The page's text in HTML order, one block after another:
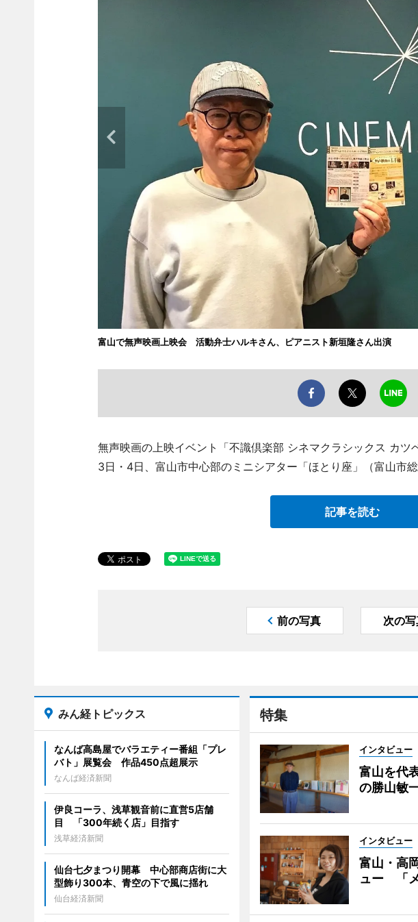
富山で無声映画上映会 活動弁士ハルキさん、ピアニスト新垣隆さん出演
無声映画の上映イベント「不識倶楽部 シネマクラシックス カ
3日・4日、富山市中心部のミニシアター「ほとり座」（富山市総
記事を読む
前の写真 次の
特集
インタビュー
富山を代
の勝山敏
インタビュー
富山・高
ュー 「
みん経トピックス
なんば高島屋でバラエティー番組「プレ
バト」展覧会 作品450点超展示
なんば経済新聞
伊良コーラ、浅草観音前に直営5店舗
目 「300年続く店」目指す
浅草経済新聞
仙台七夕まつり開幕 中心部商店街に大
型飾り300本、青空の下で風に揺れ
仙台経済新聞